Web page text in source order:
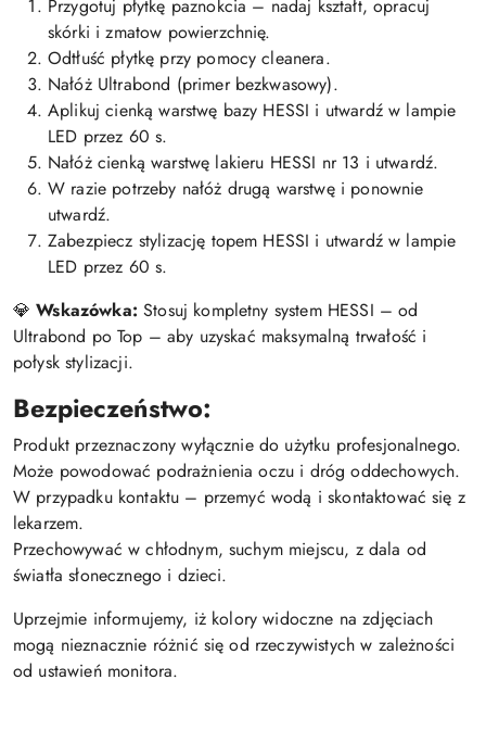
Przygotuj płytkę paznokcia – nadaj kształt, opracuj
skórki i zmatow powierzchnię.
Odtłuść płytkę przy pomocy cleanera.
Nałóż Ultrabond (primer bezkwasowy).
Aplikuj cienką warstwę bazy HESSI i utwardź w lampie
LED przez 60 s.
Nałóż cienką warstwę lakieru HESSI nr 13 i utwardź.
W razie potrzeby nałóż drugą warstwę i ponownie
utwardź.
Zabezpiecz stylizację topem HESSI i utwardź w lampie
LED przez 60 s.
💎Wskazówka: Stosuj kompletny system HESSI – od
Ultrabond po Top – aby uzyskać maksymalną trwałość i
połysk stylizacji.
Bezpieczeństwo:
Produkt przeznaczony wyłącznie do użytku profesjonalnego.
Może powodować podrażnienia oczu i dróg oddechowych.
W przypadku kontaktu – przemyć wodą i skontaktować się z
lekarzem.
Przechowywać w chłodnym, suchym miejscu, z dala od
światła słonecznego i dzieci.
Uprzejmie informujemy, iż kolory widoczne na zdjęciach
mogą nieznacznie różnić się od rzeczywistych w zależności
od ustawień monitora.